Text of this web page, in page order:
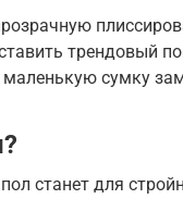
трендовый
маленькую сумку
станет для